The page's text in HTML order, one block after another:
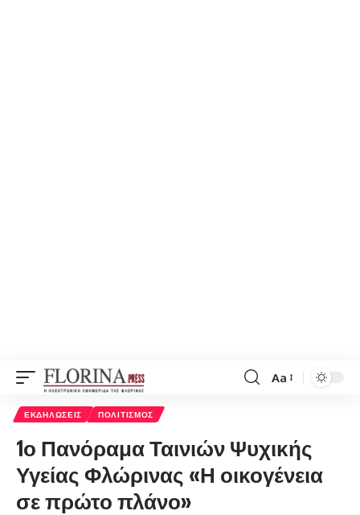
Font
Aa
ΕΚΔΗΛΏΣΕΙΣ ΠΟΛΙΤΙΣΜΌΣ
1ο Πανόραμα Ταινιών Ψυχικής
Υγείας Φλώρινας «Η οικογένεια
σε πρώτο πλάνο»